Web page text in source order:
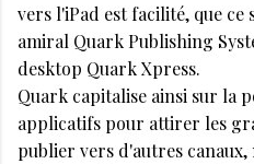
vers l'iPad est facilité, que ce
amiral Quark Publishing
desktop Quark Xpress.
Quark capitalise ainsi sur la
applicatifs pour attirer les
publier vers d'autres